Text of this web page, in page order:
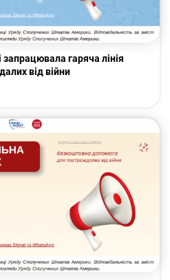
запрацювала гаряча лінія
від війни